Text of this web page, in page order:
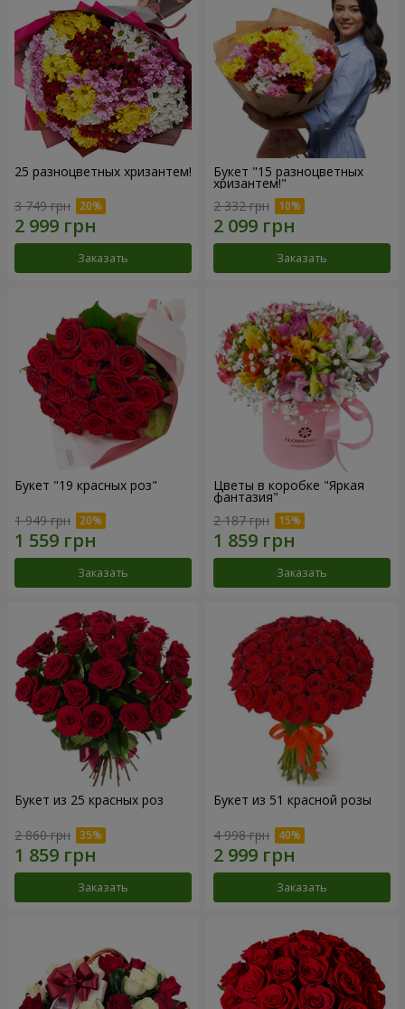
25 разноцветных хризантем!
3 749 грн
Заказать
Букет "15 разноцветных
хризантем!"
2 332 грн
Заказать
Букет "19 красных роз"
1 949 грн
Заказать
Цветы в коробке "Яркая
фантазия"
2 187 грн
Заказать
Букет из 25 красных роз
2 860 грн
Заказать
Букет из 51 красной розы
4 998 грн
Заказать